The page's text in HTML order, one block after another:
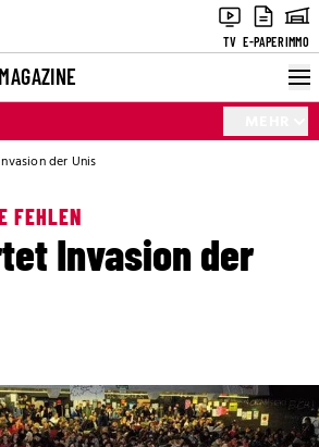
TV E-PAPERIMMO
MAGAZINE
der Unis
FEHLEN
Invasion der